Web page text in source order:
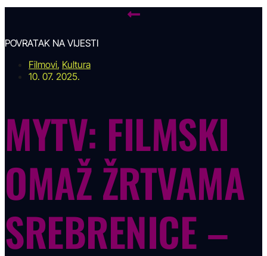
POVRATAK NA VIJESTI
Filmovi, Kultura
10. 07. 2025.
MYTV: FILMSKI
OMAŽ ŽRTVAMA
SREBRENICE –